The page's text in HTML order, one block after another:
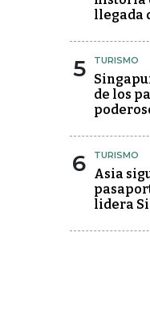
llegada
5 TURISMO
de los
6 TURISMO
Asia
lidera